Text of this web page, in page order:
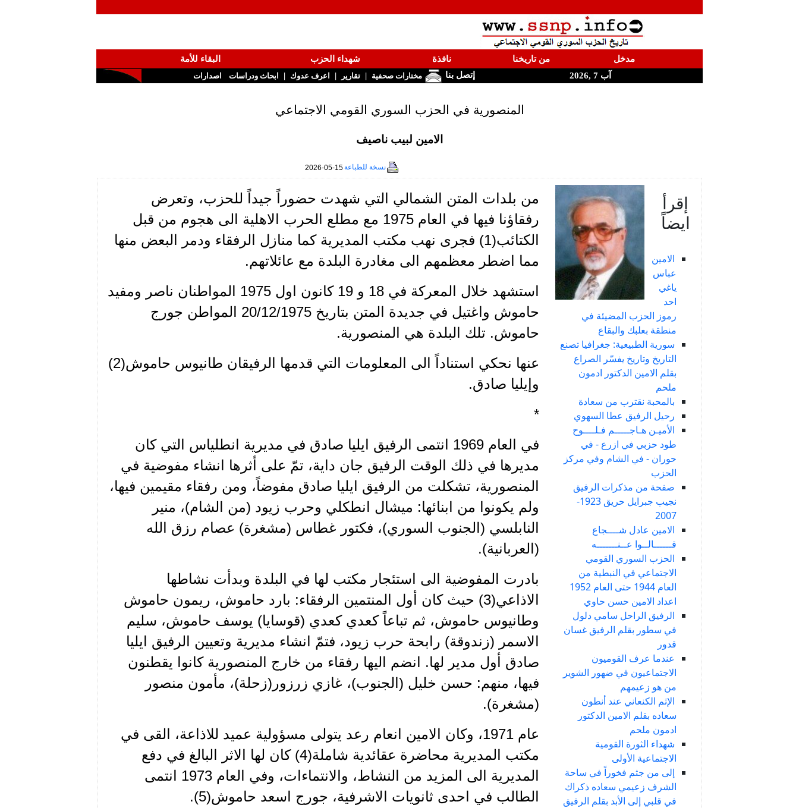
مدخل من تاريخنا نافذة شهداء الحزب
البقاء للأمة
آب 7 ,2026
إتصل بنا مختارات صحفية | تقارير | اعرف عدوك | ابحاث ودراسات اصدارات
المنصورية في الحزب السوري القومي الاجتماعي
الامين لبيب ناصيف
نسخة للطباعة2026-05-15
إقرأ
ايضاً
الامين
عباس
ياغي
احد
رموز الحزب المضيئة في
منطقة بعلبك والبقاع
سورية الطبيعية: جغرافيا تصنع
التاريخ وتاريخ يفسّر الصراع
بقلم الامين الدكتور ادمون
ملحم
بالمحبة نقترب من سعادة
رحيل الرفيق عطا السهوي
الأميـن هـاجـــــم فـلــــوح
طود حزبي في ازرع - في
حوران - في الشام وفي مركز
الحزب
صفحة من مذكرات الرفيق
نجيب جبرايل حريق 1923-
2007
الامين عادل شــــجاع
قــــــالــوا عــنـــــــه
الحزب السوري القومي
الاجتماعي في النبطية من
العام 1944 حتى العام 1952
اعداد الامين حسن حاوي
الرفيق الراحل سامي دلول
في سطور بقلم الرفيق غسان
قدور
عندما عرف القوميون
الاجتماعيون في ضهور الشوير
من هو زعيمهم
الإثم الكنعاني عند أنطون
سعاده بقلم الامين الدكتور
ادمون ملحم
شهداء الثورة القومية
الاجتماعية الأولى
إلى من جثم فخوراً في ساحة
الشرف زعيمي سعاده ذكراك
في قلبي إلى الأبد بقلم الرفيق
من بلدات المتن الشمالي التي شهدت حضوراً جيداً للحزب، وتعرض
رفقاؤنا فيها في العام 1975 مع مطلع الحرب الاهلية الى هجوم من قبل
الكتائب(1) فجرى نهب مكتب المديرية كما منازل الرفقاء ودمر البعض منها
مما اضطر معظمهم الى مغادرة البلدة مع عائلاتهم.
استشهد خلال المعركة في 18 و 19 كانون اول 1975 المواطنان ناصر ومفيد
حاموش واغتيل في جديدة المتن بتاريخ 20/12/1975 المواطن جورج
حاموش. تلك البلدة هي المنصورية.
عنها نحكي استناداً الى المعلومات التي قدمها الرفيقان طانيوس حاموش(2)
وإيليا صادق.
*
في العام 1969 انتمى الرفيق ايليا صادق في مديرية انطلياس التي كان
مديرها في ذلك الوقت الرفيق جان داية، تمّ على أثرها انشاء مفوضية في
المنصورية، تشكلت من الرفيق ايليا صادق مفوضاً، ومن رفقاء مقيمين فيها،
ولم يكونوا من ابنائها: ميشال انطكلي وحرب زيود (من الشام)، منير
النابلسي (الجنوب السوري)، فكتور غطاس (مشغرة) عصام رزق الله
(العربانية).
بادرت المفوضية الى استئجار مكتب لها في البلدة وبدأت نشاطها
الاذاعي(3) حيث كان أول المنتمين الرفقاء: بارد حاموش، ريمون حاموش
وطانيوس حاموش، ثم تباعاً كعدي كعدي (قوسايا) يوسف حاموش، سليم
الاسمر (زندوقة) رابحة حرب زيود، فتمّ انشاء مديرية وتعيين الرفيق ايليا
صادق أول مدير لها. انضم اليها رفقاء من خارج المنصورية كانوا يقطنون
فيها، منهم: حسن خليل (الجنوب)، غازي زرزور(زحلة)، مأمون منصور
(مشغرة).
عام 1971، وكان الامين انعام رعد يتولى مسؤولية عميد للاذاعة، القى في
مكتب المديرية محاضرة عقائدية شاملة(4) كان لها الاثر البالغ في دفع
المديرية الى المزيد من النشاط، والانتماءات، وفي العام 1973 انتمى
الطالب في احدى ثانويات الاشرفية، جورج اسعد حاموش(5).